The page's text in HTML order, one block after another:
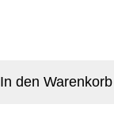
In den Warenkorb